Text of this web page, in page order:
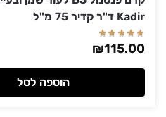
Kadir ד"ר קדיר 75 מ"ל
₪115.00
הוספה לסל